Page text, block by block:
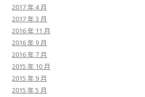
2017 年 4 月
2017 年 3 月
2016 年 11 月
2016 年 9 月
2016 年 7 月
2015 年 10 月
2015 年 9 月
2015 年 5 月